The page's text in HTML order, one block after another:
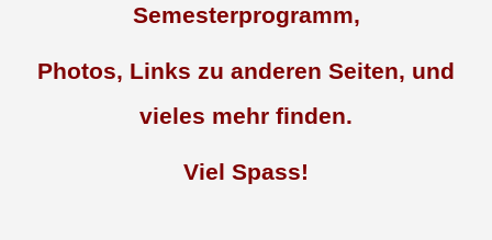
Semesterprogramm,
Photos, Links zu anderen Seiten, und
vieles mehr finden.
Viel Spass!